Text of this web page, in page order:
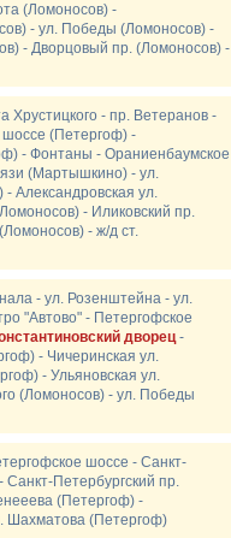
(Ломоносов) -
- ул. Победы (Ломоносов) -
- Дворцовый пр. (Ломоносов) -
Хрустицкого - пр. Ветеранов -
шоссе (Петергоф) -
- Фонтаны - Ораниенбаумское
(Мартышкино) - ул.
Александровская ул.
- Иликовский пр.
- ж/д ст.
- ул. Розенштейна - ул.
"Автово" - Петергофское
дворец-
- Чичеринская ул.
- Ульяновская ул.
(Ломоносов) - ул. Победы
шоссе - Санкт-
Санкт-Петербургский пр.
(Петергоф) -
Шахматова (Петергоф)